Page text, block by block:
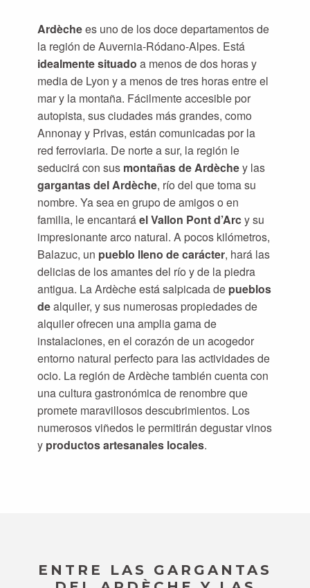
Ardèchees uno de los doce departamentos de
la región de Auvernia-Ródano-Alpes. Está
idealmente situado a menos de dos horas y
media de Lyon y a menos de tres horas entre el
mar y la montaña. Fácilmente accesible por
autopista, sus ciudades más grandes, como
Annonay y Privas, están comunicadas por la
red ferroviaria. De norte a sur, la región le
seducirá con sus montañas de Ardèchey las
gargantas del Ardèche, río del que toma su
nombre. Ya sea en grupo de amigos o en
familia, le encantaráel Vallon Pont d’Arcy su
impresionante arco natural. A pocos kilómetros,
Balazuc, un pueblo lleno de carácter, hará las
delicias de los amantes del río y de la piedra
antigua. La Ardèche está salpicada de pueblos
dealquiler, y sus numerosas propiedades de
alquiler ofrecen una amplia gama de
instalaciones, en el corazón de un acogedor
entorno natural perfecto para las actividades de
ocio. La región de Ardèche también cuenta con
una cultura gastronómica de renombre que
promete maravillosos descubrimientos. Los
numerosos viñedos le permitirán degustar vinos
y productos artesanales locales.
ENTRE LAS GARGANTAS